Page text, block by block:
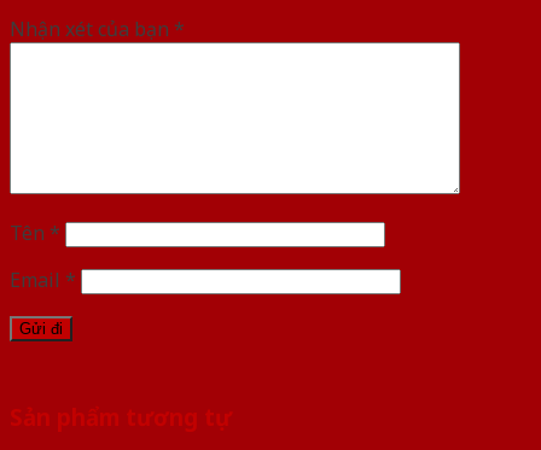
Nhận xét của bạn *
Tên *
Email *
Sản phẩm tương tự